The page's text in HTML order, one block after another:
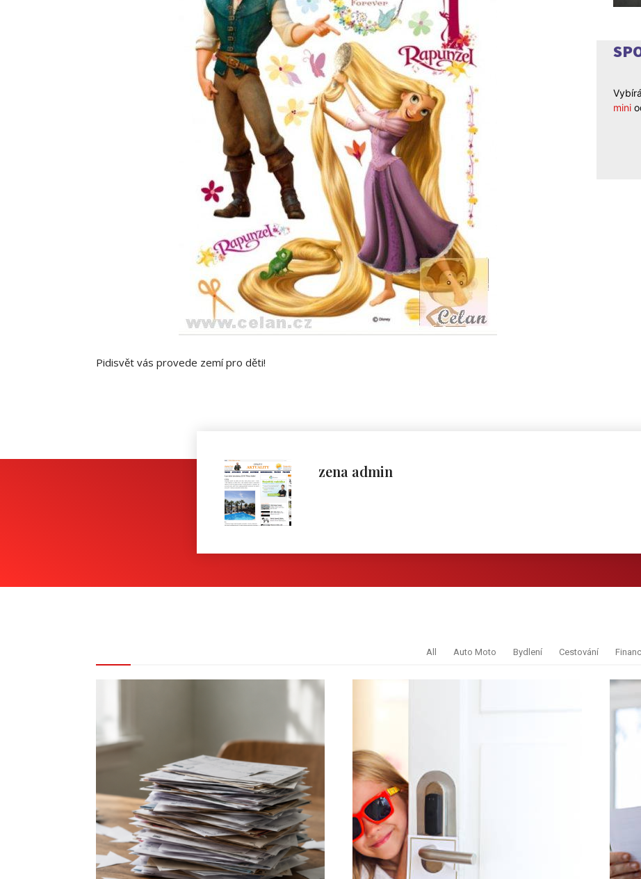
Pidisvět vás provede zemí pro děti!
mini
zena admin
All Auto Moto Bydlení Cestování